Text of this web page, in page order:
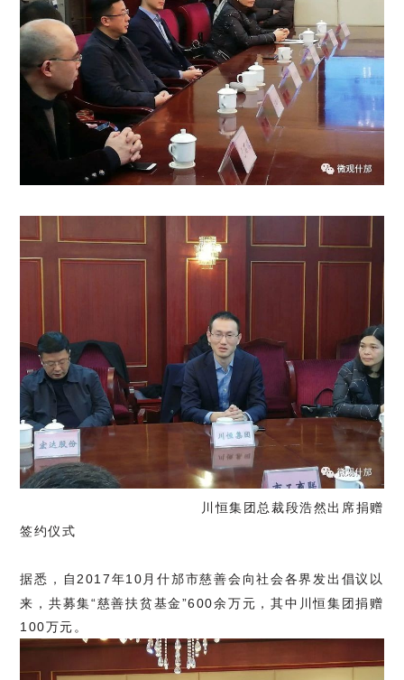
川恒集团总裁段浩然出席捐赠
签约仪式
据悉，
自2017年10月什邡市慈善会向社会各界发出倡议以
来，共募集“慈善扶贫基金”600余万元，其中川恒集团捐赠
100万元。